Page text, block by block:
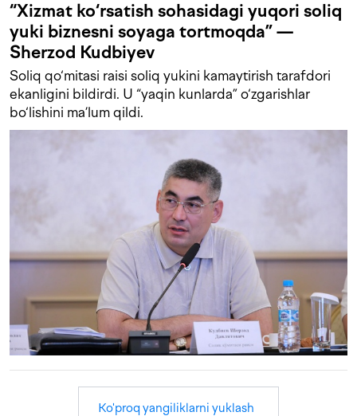
“Xizmat ko‘rsatish sohasidagi yuqori soliq
yuki biznesni soyaga tortmoqda” —
Sherzod Kudbiyev
Soliq qo‘mitasi raisi soliq yukini kamaytirish tarafdori
ekanligini bildirdi. U “yaqin kunlarda” o‘zgarishlar
bo‘lishini ma’lum qildi.
Ko'proq yangiliklarni yuklash